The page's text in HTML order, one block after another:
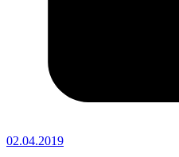
02.04.2019